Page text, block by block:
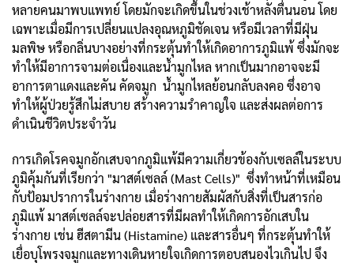
หลายคนมาพบแพทย์ โดยมักจะเกิดขึ้นในช่วงเช้าหลังตื่นนอน โดย
เฉพาะเมื่อมีการเปลี่ยนแปลงอุณหภูมิชัดเจน หรือมีเวลาที่มีฝุ่น
มลพิษ หรือกลิ่นบางอย่างที่กระตุ้นทำให้เกิดอาการภูมิแพ้ ซึ่งมักจะ
ทำให้มีอาการจามต่อเนื่องและน้ำมูกไหล หากเป็นมากอาจจะมี
อาการตาแดงและคัน คัดจมูก น้ำมูกไหลย้อนกลับลงคอ ซึ่งอาจ
ทำให้ผู้ป่วยรู้สึกไม่สบาย สร้างความรำคาญใจ และส่งผลต่อการ
ดำเนินชีวิตประจำวัน
การเกิดโรคจมูกอักเสบจากภูมิแพ้มีความเกี่ยวข้องกับเซลล์ในระบบ
ภูมิคุ้มกันที่เรียกว่า "มาสต์เซลล์ (Mast Cells)" ซึ่งทำหน้าที่เหมือน
กับป้อมปราการในร่างกาย เมื่อร่างกายสัมผัสกับสิ่งที่เป็นสารก่อ
ภูมิแพ้ มาสต์เซลล์จะปล่อยสารที่มีผลทำให้เกิดการอักเสบใน
ร่างกาย เช่น ฮีสตามีน (Histamine) และสารอื่นๆ ที่กระตุ้นทำให้
เยื่อบุโพรงจมูกและทางเดินหายใจเกิดการตอบสนองไวเกินไป จึง